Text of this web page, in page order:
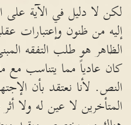
لكن لا دليل في الآية على
إليه من ظنون وإعتبارات
الظاهر هو طلب التفقه
كان عادياً مما يتناسب
النص. لأنا نعتقد بأن
المتأخرين لا عين له ولا